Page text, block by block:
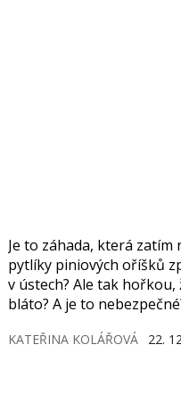
Je to záhada, která
pytlíky piniových oříšků
v ústech? Ale tak
bláto? A je to
KATEŘINA KOLÁŘOVÁ 22.